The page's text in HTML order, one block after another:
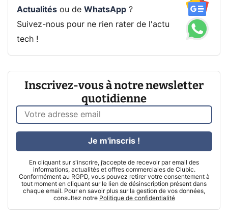
Actualitésou de WhatsApp?
Suivez-nous pour ne rien rater de l'actu
tech !
Inscrivez-vous à notre newsletter
quotidienne
En cliquant sur s'inscrire, j’accepte de recevoir par email des
informations, actualités et offres commerciales de Clubic.
Conformément au RGPD, vous pouvez retirer votre consentement à
tout moment en cliquant sur le lien de désinscription présent dans
chaque email. Pour en savoir plus sur la gestion de vos données,
consultez notre Politique de confidentialité
Je m'inscris !